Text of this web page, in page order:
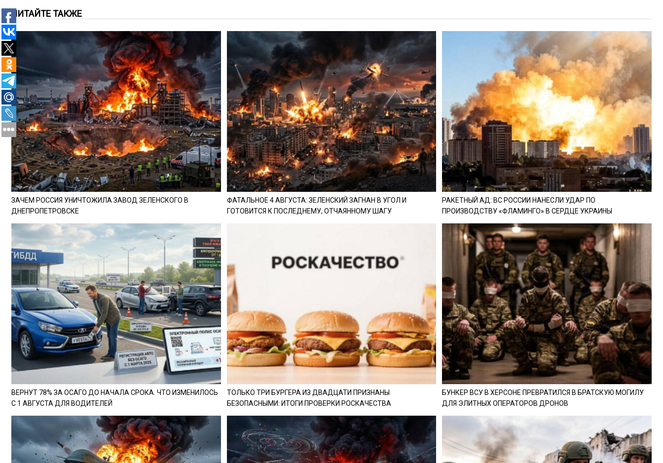
ЧИТАЙТЕ ТАКЖЕ
ЗАЧЕМ РОССИЯ УНИЧТОЖИЛА ЗАВОД ЗЕЛЕНСКОГО В
ДНЕПРОПЕТРОВСКЕ
ФАТАЛЬНОЕ 4 АВГУСТА: ЗЕЛЕНСКИЙ ЗАГНАН В УГОЛ И
ГОТОВИТСЯ К ПОСЛЕДНЕМУ, ОТЧАЯННОМУ ШАГУ
РАКЕТНЫЙ АД: ВС РОССИИ НАНЕСЛИ УДАР ПО
ПРОИЗВОДСТВУ «ФЛАМИНГО» В СЕРДЦЕ УКРАИНЫ
ВЕРНУТ 78% ЗА ОСАГО ДО НАЧАЛА СРОКА. ЧТО ИЗМЕНИЛОСЬ
С 1 АВГУСТА ДЛЯ ВОДИТЕЛЕЙ
ТОЛЬКО ТРИ БУРГЕРА ИЗ ДВАДЦАТИ ПРИЗНАНЫ
БЕЗОПАСНЫМИ: ИТОГИ ПРОВЕРКИ РОСКАЧЕСТВА
БУНКЕР ВСУ В ХЕРСОНЕ ПРЕВРАТИЛСЯ В БРАТСКУЮ МОГИЛУ
ДЛЯ ЭЛИТНЫХ ОПЕРАТОРОВ ДРОНОВ